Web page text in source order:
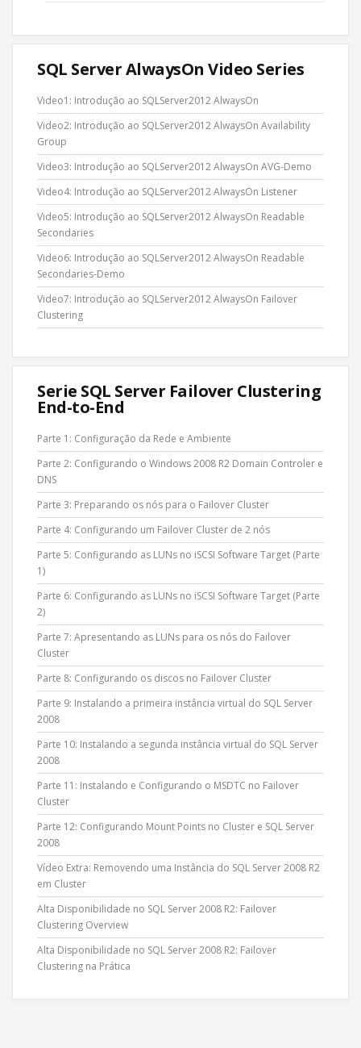
SQL Server AlwaysOn Video Series
Video1: Introdução ao SQLServer2012 AlwaysOn
Video2: Introdução ao SQLServer2012 AlwaysOn Availability
Group
Video3: Introdução ao SQLServer2012 AlwaysOn AVG-Demo
Video4: Introdução ao SQLServer2012 AlwaysOn Listener
Video5: Introdução ao SQLServer2012 AlwaysOn Readable
Secondaries
Video6: Introdução ao SQLServer2012 AlwaysOn Readable
Secondaries-Demo
Video7: Introdução ao SQLServer2012 AlwaysOn Failover
Clustering
Serie SQL Server Failover Clustering
End-to-End
Parte 1: Configuração da Rede e Ambiente
Parte 2: Configurando o Windows 2008 R2 Domain Controler e
DNS
Parte 3: Preparando os nós para o Failover Cluster
Parte 4: Configurando um Failover Cluster de 2 nós
Parte 5: Configurando as LUNs no iSCSI Software Target (Parte
1)
Parte 6: Configurando as LUNs no iSCSI Software Target (Parte
2)
Parte 7: Apresentando as LUNs para os nós do Failover
Cluster
Parte 8: Configurando os discos no Failover Cluster
Parte 9: Instalando a primeira instância virtual do SQL Server
2008
Parte 10: Instalando a segunda instância virtual do SQL Server
2008
Parte 11: Instalando e Configurando o MSDTC no Failover
Cluster
Parte 12: Configurando Mount Points no Cluster e SQL Server
2008
Vídeo Extra: Removendo uma Instância do SQL Server 2008 R2
em Cluster
Alta Disponibilidade no SQL Server 2008 R2: Failover
Clustering Overview
Alta Disponibilidade no SQL Server 2008 R2: Failover
Clustering na Prática